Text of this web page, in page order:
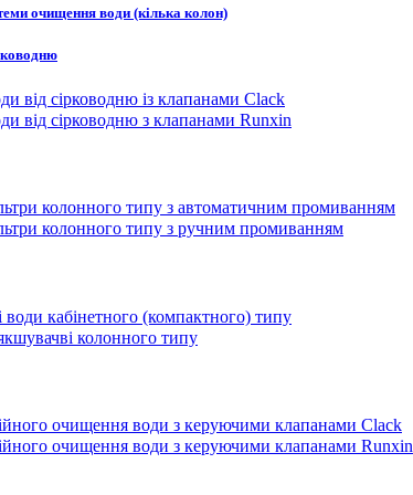
очищення води (кілька колон)
від сірководню із клапанами Clack
від сірководню з клапанами Runxin
колонного типу з автоматичним промиванням
колонного типу з ручним промиванням
кабінетного (компактного) типу
колонного типу
очищення води з керуючими клапанами Clack
очищення води з керуючими клапанами Runxin